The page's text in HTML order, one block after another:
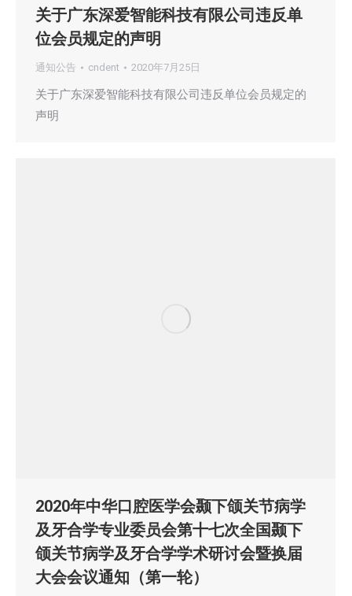
关于广东深爱智能科技有限公司违反单
位会员规定的声明
通知公告 cndent 2020年7月25日
关于广东深爱智能科技有限公司违反单位会员规定的
声明
2020年中华口腔医学会颞下颌关节病学
及牙合学专业委员会第十七次全国颞下
颌关节病学及牙合学学术研讨会暨换届
大会会议通知（第一轮）